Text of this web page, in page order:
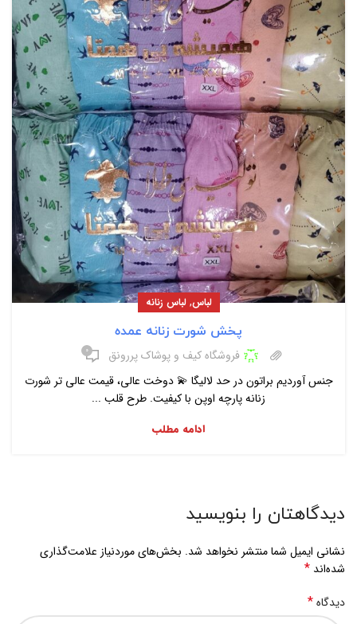
لباس, لباس زنانه
پخش شورت زنانه عمده
فروشگاه کیف و پوشاک پررونق ۰
جنس آوردیم براتون در حد لالیگا 💫 دوخت عالی، قیمت عالی تر شورت
زنانه پارچه اوپن با کیفیت. طرح قلب ...
ادامه مطلب
دیدگاهتان را بنویسید
نشانی ایمیل شما منتشر نخواهد شد. بخش‌های موردنیاز علامت‌گذاری
شده‌اند *
دیدگاه*